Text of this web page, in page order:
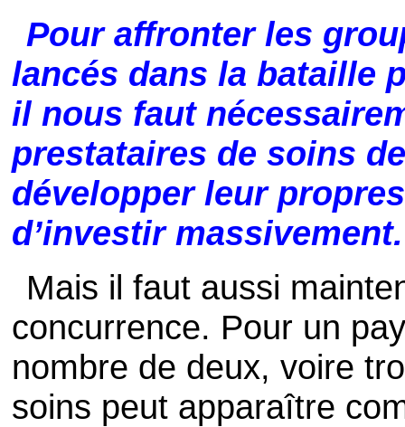
Pour affronter les
lancés dans la bataille
il nous faut
prestataires de soins
développer leur
d’investir massivement.
Mais il faut aussi
concurrence. Pour un
nombre de deux, voire
soins peut apparaître